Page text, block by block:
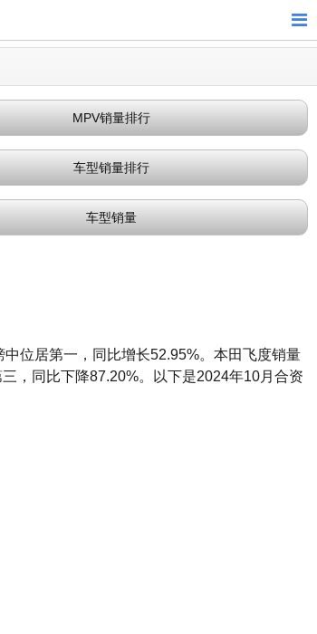
MPV销量排行
车型销量排行
车型销量
位居第一，同比增长52.95%。本田飞度销量
，同比下降87.20%。以下是2024年10月合资